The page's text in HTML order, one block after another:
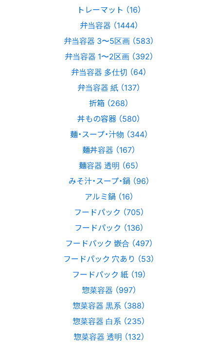
トレーマット （16）
弁当容器 （1444）
弁当容器 3〜5区画 （583）
弁当容器 1〜2区画 （392）
弁当容器 多仕切 （64）
弁当容器 紙 （137）
折箱 （268）
丼もの容器 （580）
麺・スープ・汁物 （344）
麺丼容器 （167）
麺容器 透明 （65）
みそ汁・スープ・鍋 （96）
アルミ鍋 （16）
フードパック （705）
フードパック （136）
フードパック 嵌合 （497）
フードパック 穴あり （53）
フードパック 紙 （19）
惣菜容器 （997）
惣菜容器 黒系 （388）
惣菜容器 白系 （235）
惣菜容器 透明 （132）